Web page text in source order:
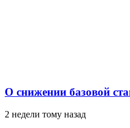
О снижении базовой
2 недели тому назад